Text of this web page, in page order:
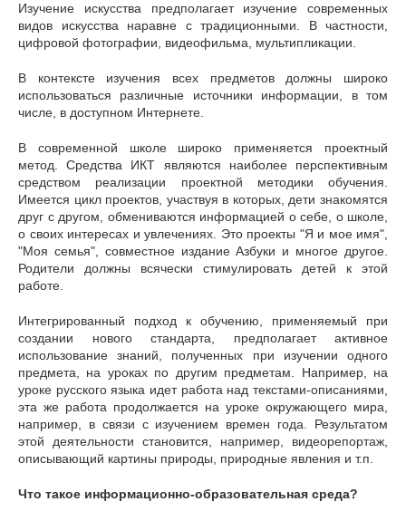
Изучение искусства предполагает изучение современных
видов искусства наравне с традиционными. В частности,
цифровой фотографии, видеофильма, мультипликации.
В контексте изучения всех предметов должны широко
использоваться различные источники информации, в том
числе, в доступном Интернете.
В современной школе широко применяется проектный
метод. Средства ИКТ являются наиболее перспективным
средством реализации проектной методики обучения.
Имеется цикл проектов, участвуя в которых, дети знакомятся
друг с другом, обмениваются информацией о себе, о школе,
о своих интересах и увлечениях. Это проекты "Я и мое имя",
"Моя семья", совместное издание Азбуки и многое другое.
Родители должны всячески стимулировать детей к этой
работе.
Интегрированный подход к обучению, применяемый при
создании нового стандарта, предполагает активное
использование знаний, полученных при изучении одного
предмета, на уроках по другим предметам. Например, на
уроке русского языка идет работа над текстами-описаниями,
эта же работа продолжается на уроке окружающего мира,
например, в связи с изучением времен года. Результатом
этой деятельности становится, например, видеорепортаж,
описывающий картины природы, природные явления и т.п.
Что такое информационно-образовательная среда?